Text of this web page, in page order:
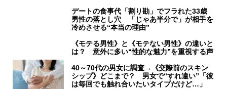
デートの食事代「割り勘」でフラれた33歳
男性の落とし穴 「じゃあ半分で」が相手を
冷めさせる“本当の理由”
《モテる男性》と《モテない男性》の違いと
は？ 意外に多い“性的な魅力”を重視する声
40～70代の男女に調査→《交際前のスキン
シップ》どこまで？ 男女で“すれ違い”「彼
は毎回でも触れ合いたいタイプだけど…」